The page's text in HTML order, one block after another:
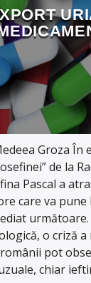
Groza În
de la
Pascal a
care va
o criză
pot
chiar